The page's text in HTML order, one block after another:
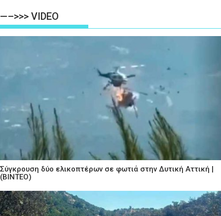
—–>>> VIDEO
Σύγκρουση δύο ελικοπτέρων σε φωτιά στην Δυτική Αττική |
(ΒΙΝΤΕΟ)